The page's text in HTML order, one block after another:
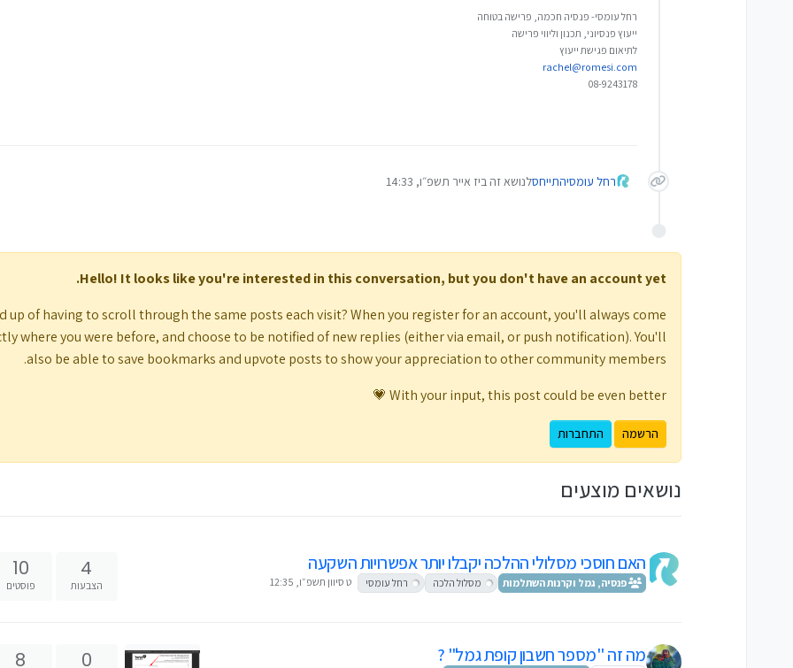
רחל עומסי- פנסיה חכמה, פרישה בטוחה
ייעוץ פנסיוני, תכנון וליווי פרישה
לתיאום פגישת ייעוץ
rachel@romesi.com
08-9243178
רחל עומסיהתייחסלנושא זה ביז אייר תשפ״ו, 14:33
Hello! It looks like you're interested in this conversation, but you don't have an account yet.
up of having to scroll through the same posts each visit? When you register for an account, you'll always come
where you were before, and choose to be notified of new replies (either via email, or push notification). You'll
also be able to save bookmarks and upvote posts to show your appreciation to other community members.
With your input, this post could be even better 💗
הרשמה התחברות
נושאים מוצעים
האם חוסכי מסלולי ההלכה יקבלו יותר אפשרויות השקעה
פנסיה, גמל וקרנות השתלמות מסלול הלכה רחל עומסי ט סיוון תשפ״ו, 12:35
4
הצבעות
10
פוסטים
מה זה "מספר חשבון קופת גמל" ? 0
8